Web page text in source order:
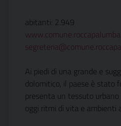
abitanti: 2.949
Ai piedi di una grande e
dolomitico, il paese è stato
presenta un tessuto
oggi ritmi di vita e ambienti